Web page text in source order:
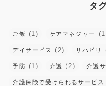
タ
ご飯 (1) ケアマネジャー
デイサービス (2) リハビリ
予防 (1) 介護 (2) 介護
介護保険で受けられるサービス